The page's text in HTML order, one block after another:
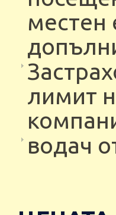
местен
лимит
водач